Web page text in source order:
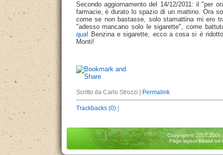
Secondo aggiornamento del 14/12/2011: il "per
farmacie, è durato lo spazio di un mattino. Ora
come se non bastasse, solo stamattina mi ero
"adesso mancano solo le sigarette", come
qua! Benzina e sigarette, ecco a cosa si è
Monti!
Scritto da Carlo Strozzi | Permalink
Trackbacks (0)|
Copyright©
Page layout based on